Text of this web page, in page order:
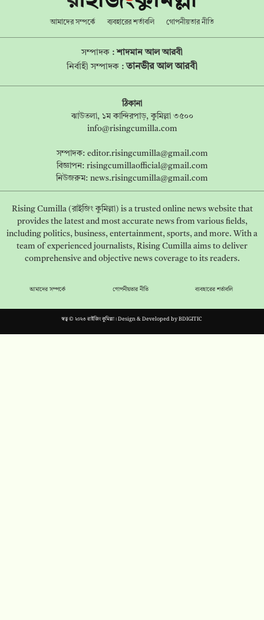
আমাদের সম্পর্কে ব্যবহারের শর্তাবলি গোপনীয়তার নীতি
সম্পাদক :শাদমান আল আরবী
নির্বাহী সম্পাদক : তানভীর আল আরবী
ঠিকানা
ঝাউতলা, ১ম কান্দিরপাড়, কুমিল্লা ৩৫০০
info@risingcumilla.com
সম্পাদক: editor.risingcumilla@gmail.com
বিজ্ঞাপন: risingcumillaofficial@gmail.com
নিউজরুম: news.risingcumilla@gmail.com
Rising Cumilla (রাইজিং কুমিল্লা) is a trusted online news website that
provides the latest and most accurate news from various fields,
including politics, business, entertainment, sports, and more. With a
team of experienced journalists, Rising Cumilla aims to deliver
comprehensive and objective news coverage to its readers.
আমাদের সম্পর্কে গোপনীয়তার নীতি ব্যবহারের শর্তাবলি
স্বত্ব © ২০২৩ রাইজিং কুমিল্লা। Design & Developed byBDIGITIC